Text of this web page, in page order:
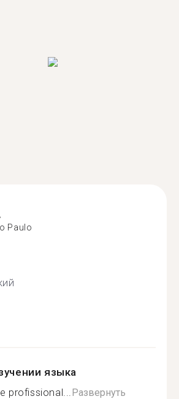
Paulo
языка
profissional...Развернуть